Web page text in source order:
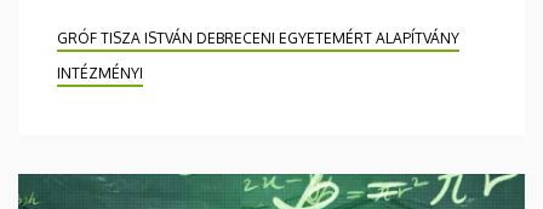
GRÓF TISZA ISTVÁN DEBRECENI EGYETEMÉRT ALAPÍTVÁNY
INTÉZMÉNYI